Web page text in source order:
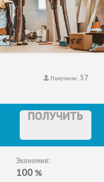
Получили: 57
ПОЛУЧИТЬ
Экономия:
100 %